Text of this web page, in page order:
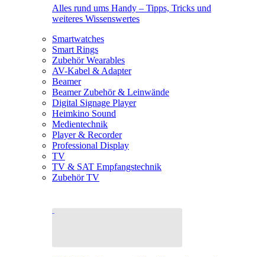
Alles rund ums Handy – Tipps, Tricks und
weiteres Wissenswertes
Smartwatches
Smart Rings
Zubehör Wearables
AV-Kabel & Adapter
Beamer
Beamer Zubehör & Leinwände
Digital Signage Player
Heimkino Sound
Medientechnik
Player & Recorder
Professional Display
TV
TV & SAT Empfangstechnik
Zubehör TV